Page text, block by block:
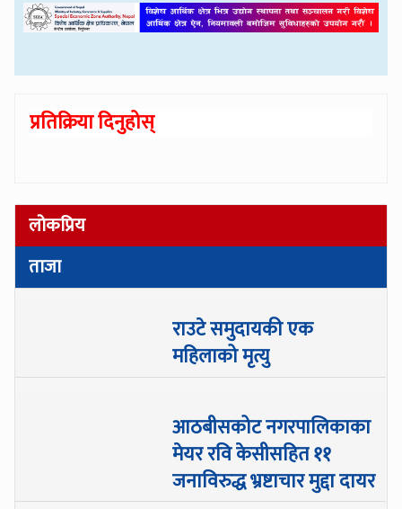
प्रतिक्रिया दिनुहोस्
लोकप्रिय
ताजा
राउटे समुदायकी एक
महिलाको मृत्यु
आठबीसकोट नगरपालिकाका
मेयर रवि केसीसहित ११
जनाविरुद्ध भ्रष्टाचार मुद्दा दायर